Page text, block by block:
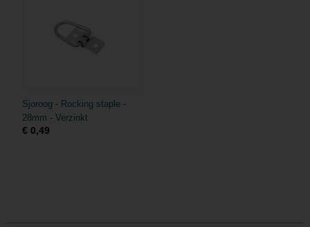
Sjoroog - Rocking staple -
28mm - Verzinkt
€ 0,49